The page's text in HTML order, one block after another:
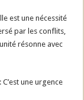
est une nécessité
par les conflits,
résonne avec
C’est une urgence